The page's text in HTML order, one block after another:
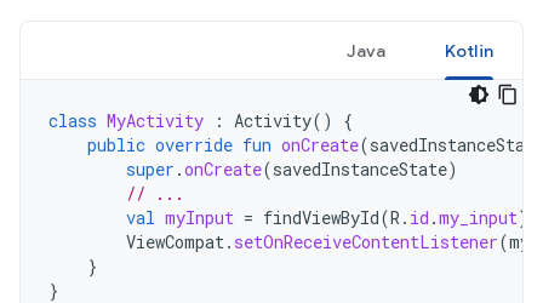
Kotlin
Java
class MyActivity : Activity()
{
public override fun onCreate(savedInstanceState
super .onCreate(savedInstanceState)
// ...
val myInput = findViewById(R . id .my_input)
ViewCompat. setOnReceiveContentListener(
}
}